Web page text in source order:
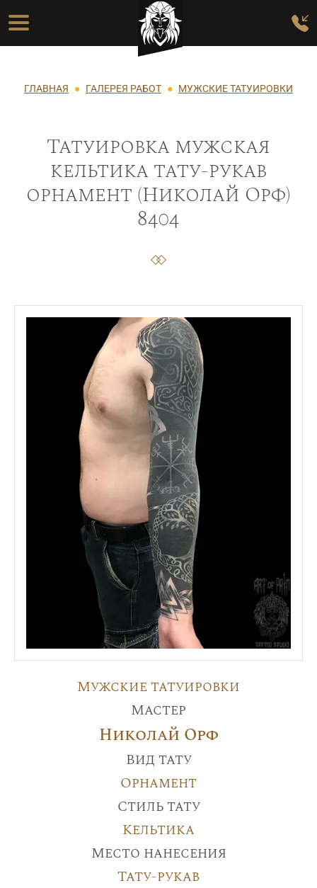
Перейти к основному содержанию
Основная навигация
Строка навигации
ГЛАВНАЯ ГАЛЕРЕЯ РАБОТ МУЖСКИЕ ТАТУИРОВКИ
Татуировка мужская
кельтика тату-рукав
орнамент (Николай Орф)
8404
Мужские татуировки
Мастер
Николай Орф
Вид тату
Орнамент
Стиль тату
Кельтика
Место нанесения
Тату-рукав